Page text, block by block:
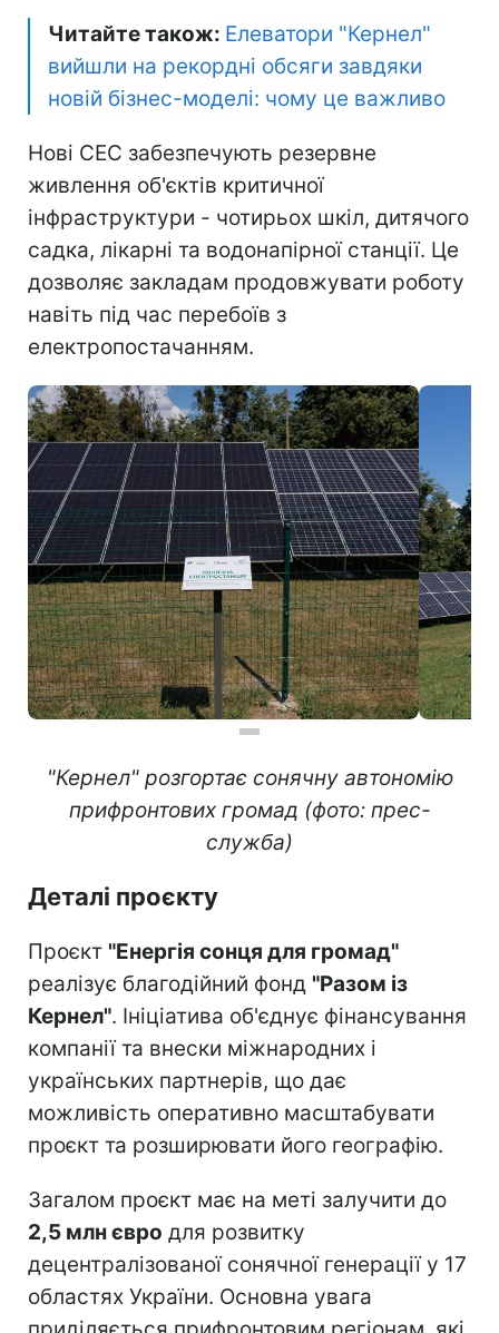
Читайте також: Елеватори "Кернел"
вийшли на рекордні обсяги завдяки
новій бізнес-моделі: чому це важливо
Нові СЕС забезпечують резервне
живлення об'єктів критичної
інфраструктури - чотирьох шкіл, дитячого
садка, лікарні та водонапірної станції. Це
дозволяє закладам продовжувати роботу
навіть під час перебоїв з
електропостачанням.
"Кернел" розгортає сонячну автономію
прифронтових громад (фото: прес-
служба)
Деталі проєкту
Проєкт "Енергія сонця для громад"
реалізує благодійний фонд "Разом із
Кернел". Ініціатива об'єднує фінансування
компанії та внески міжнародних і
українських партнерів, що дає
можливість оперативно масштабувати
проєкт та розширювати його географію.
Загалом проєкт має на меті залучити до
2,5 млн євро для розвитку
децентралізованої сонячної генерації у 17
областях України. Основна увага